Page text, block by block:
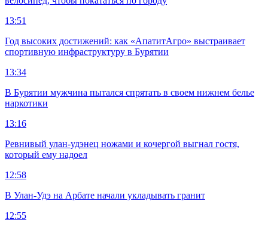
13:51
Год высоких достижений: как «АпатитАгро» выстраивает
спортивную инфраструктуру в Бурятии
13:34
В Бурятии мужчина пытался спрятать в своем нижнем белье
наркотики
13:16
Ревнивый улан-удэнец ножами и кочергой выгнал гостя,
который ему надоел
12:58
В Улан-Удэ на Арбате начали укладывать гранит
12:55